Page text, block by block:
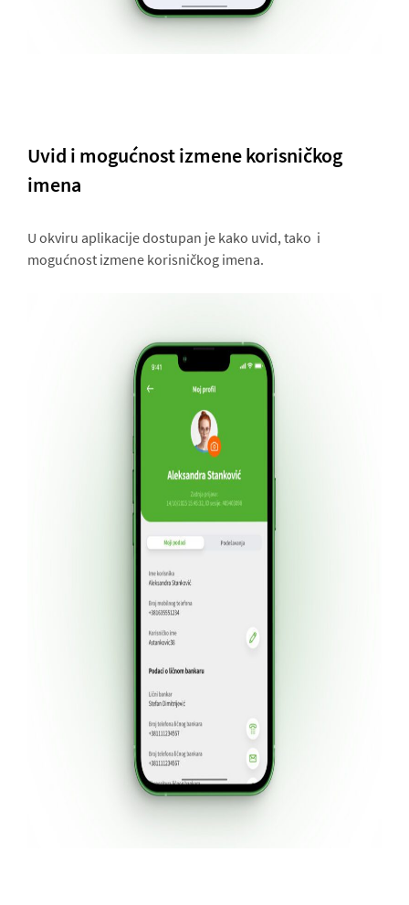
Uvid i mogućnost izmene korisničkog
imena
U okviru aplikacije dostupan je kako uvid, tako i
mogućnost izmene korisničkog imena.